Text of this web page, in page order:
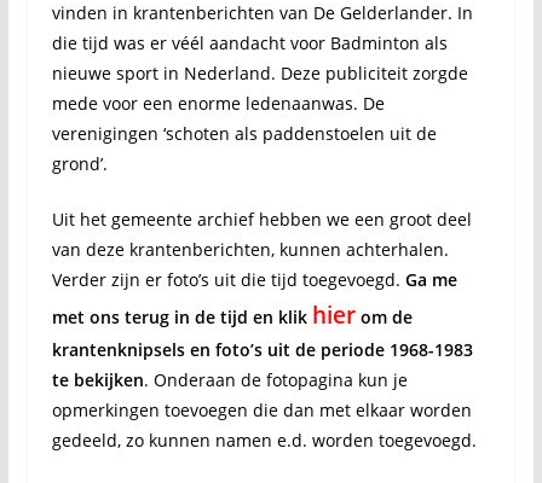
vinden in krantenberichten van De Gelderlander. In
die tijd was er véél aandacht voor Badminton als
nieuwe sport in Nederland. Deze publiciteit zorgde
mede voor een enorme ledenaanwas. De
verenigingen ‘schoten als paddenstoelen uit de
grond’.
Uit het gemeente archief hebben we een groot deel
van deze krantenberichten, kunnen achterhalen.
Verder zijn er foto’s uit die tijd toegevoegd. Ga me
met ons terug in de tijd en klik hierom de
krantenknipsels en foto’s uit de periode 1968-1983
te bekijken. Onderaan de fotopagina kun je
opmerkingen toevoegen die dan met elkaar worden
gedeeld, zo kunnen namen e.d. worden toegevoegd.